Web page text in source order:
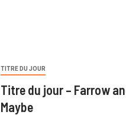
TITRE DU JOUR
Titre du jour – Farrow
Maybe